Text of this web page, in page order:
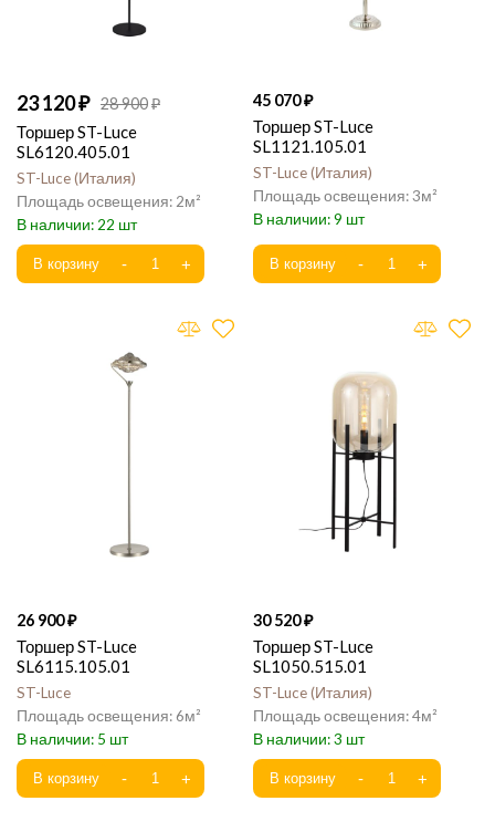
23 120 28 900
Торшер ST-Luce
SL6120.405.01
ST-Luce Италия
2
22
45 070
Торшер ST-Luce
SL1121.105.01
ST-Luce Италия
3
9
26 900
Торшер ST-Luce
SL6115.105.01
ST-Luce
6
5
30 520
Торшер ST-Luce
SL1050.515.01
ST-Luce Италия
4
3